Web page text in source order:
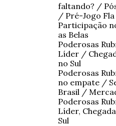
faltando? /
/ Pré-Jogo Fla
Participação
as Belas
Poderosas
Líder /
no Sul
Poderosas
no empate /
Brasil /
Poderosas
Líder,
Sul